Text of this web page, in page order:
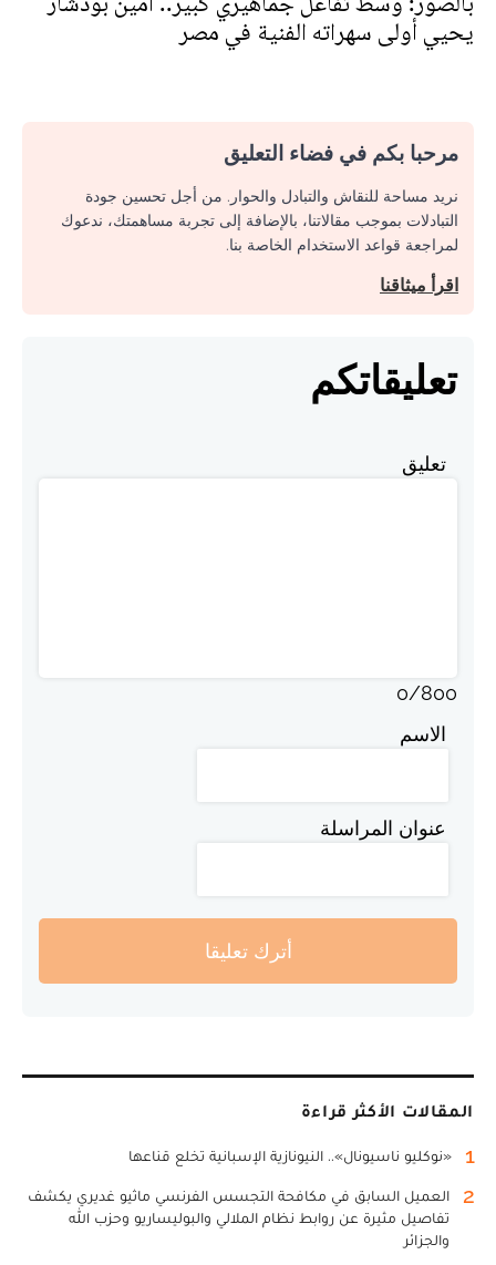
يحيي أولى سهراته الفنية في مصر
مرحبا بكم في فضاء التعليق
نريد مساحة للنقاش والتبادل والحوار. من أجل تحسين جودة
التبادلات بموجب مقالاتنا، بالإضافة إلى تجربة مساهمتك، ندعوك
لمراجعة قواعد الاستخدام الخاصة بنا.
اقرأ ميثاقنا
تعليقاتكم
تعليق
0/800
الاسم
عنوان المراسلة
أترك تعليقا
المقالات الأكثر قراءة
1 «نوكليو ناسيونال».. النيونازية الإسبانية تخلع قناعها
2
العميل السابق في مكافحة التجسس الفرنسي ماثيو غديري يكشف
تفاصيل مثيرة عن روابط نظام الملالي والبوليساريو وحزب الله
والجزائر